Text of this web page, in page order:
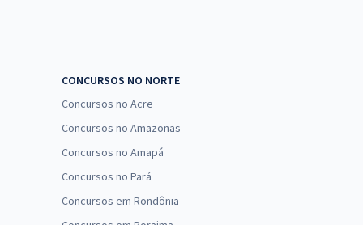
CONCURSOS NO NORTE
Concursos no Acre
Concursos no Amazonas
Concursos no Amapá
Concursos no Pará
Concursos em Rondônia